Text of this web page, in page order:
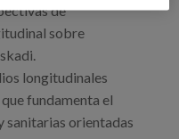
de
sobre
longitudinales
fundamenta el
sanitarias orientadas